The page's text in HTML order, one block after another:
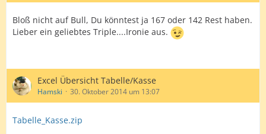
Bloß nicht auf Bull, Du könntest ja 167 oder 142 Rest haben.
Lieber ein geliebtes Triple....Ironie aus.
Excel Übersicht Tabelle/Kasse
Hamski 30. Oktober 2014 um 13:07
Tabelle_Kasse.zip